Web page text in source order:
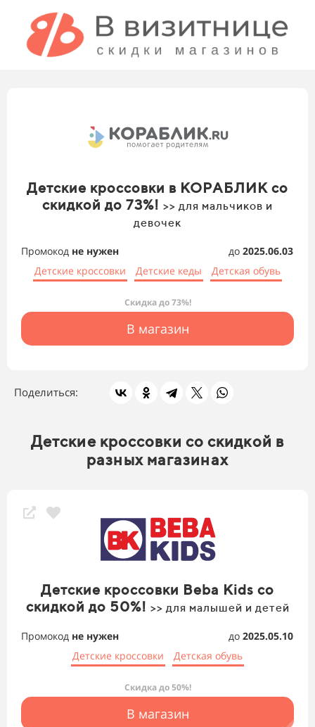
Детские кроссовки в КОРАБЛИК со
скидкой до 73%! >> для мальчиков и
девочек
Промокод не нужен до 2025.06.03
Детские кроссовки
Детские кеды Детская обувь
Скидка до 73%!
В магазин
Поделиться:
Детские кроссовки со скидкой в
разных магазинах
Детские кроссовки Beba Kids со
скидкой до 50%! >> для малышей и детей
Промокод не нужен до 2025.05.10
Детские кроссовки
Детская обувь
Скидка до 50%!
В магазин